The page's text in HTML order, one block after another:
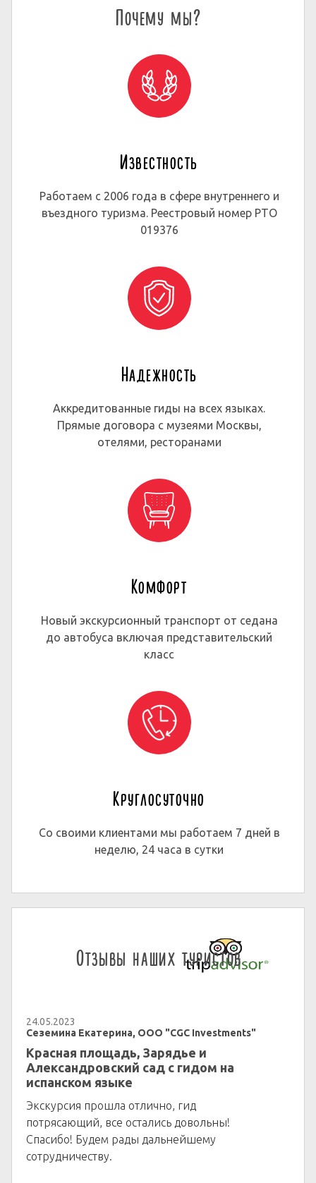
Почему мы?
Известность
Работаем с 2006 года в сфере внутреннего и
въездного туризма. Реестровый номер РТО
019376
Надежность
Аккредитованные гиды на всех языках.
Прямые договора с музеями Москвы,
отелями, ресторанами
Комфорт
Новый экскурсионный транспорт от седана
до автобуса включая представительский
класс
Круглосуточно
Со своими клиентами мы работаем 7 дней в
неделю, 24 часа в сутки
Отзывы наших туристов
24.05.2023
Сеземина Екатерина, ООО "CGC Investments"
Красная площадь, Зарядье и
Александровский сад с гидом на
испанском языке
Экскурсия прошла отлично, гид
потрясающий, все остались довольны!
Спасибо! Будем рады дальнейшему
сотрудничеству.